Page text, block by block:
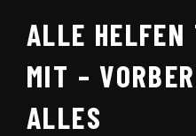
ALLE HELFEN
MIT –
ALLES